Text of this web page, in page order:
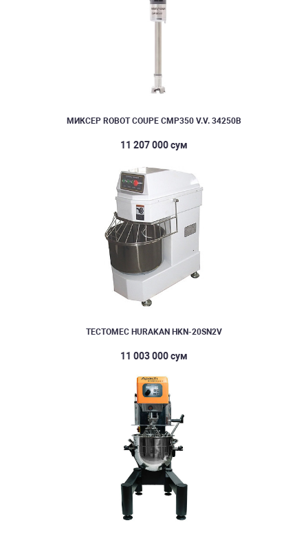
МИКСЕР ROBOT COUPE CMP350 V.V. 34250B
11 207 000 сум
ТЕСТОМЕС HURAKAN HKN-20SN2V
11 003 000 сум